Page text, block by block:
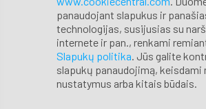
panaudojant slapukus ir
technologijas, susijusias su naršymu
internete ir pan., renkami
Slapukų politika. Jūs galite
slapukų panaudojimą, keisdami
nustatymus arba kitais būdais.